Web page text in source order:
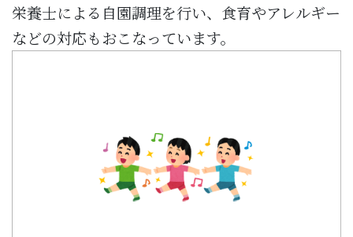
栄養士による自園調理を行い、食育やアレルギー
などの対応もおこなっています。